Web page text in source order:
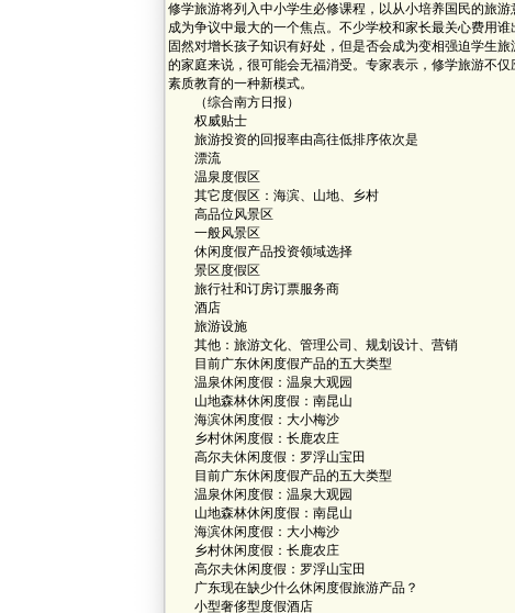
修学旅游将列入中小学生必修课程，以从小培养国民的旅
成为争议中最大的一个焦点。不少学校和家长最关心费用
固然对增长孩子知识有好处，但是否会成为变相强迫学生
的家庭来说，很可能会无福消受。专家表示，修学旅游不
素质教育的一种新模式。
（综合南方日报）
权威贴士
旅游投资的回报率由高往低排序依次是
漂流
温泉度假区
其它度假区：海滨、山地、乡村
高品位风景区
一般风景区
休闲度假产品投资领域选择
景区度假区
旅行社和订房订票服务商
酒店
旅游设施
其他：旅游文化、管理公司、规划设计、营销
目前广东休闲度假产品的五大类型
温泉休闲度假：温泉大观园
山地森林休闲度假：南昆山
海滨休闲度假：大小梅沙
乡村休闲度假：长鹿农庄
高尔夫休闲度假：罗浮山宝田
目前广东休闲度假产品的五大类型
温泉休闲度假：温泉大观园
山地森林休闲度假：南昆山
海滨休闲度假：大小梅沙
乡村休闲度假：长鹿农庄
高尔夫休闲度假：罗浮山宝田
广东现在缺少什么休闲度假旅游产品？
小型奢侈型度假酒店